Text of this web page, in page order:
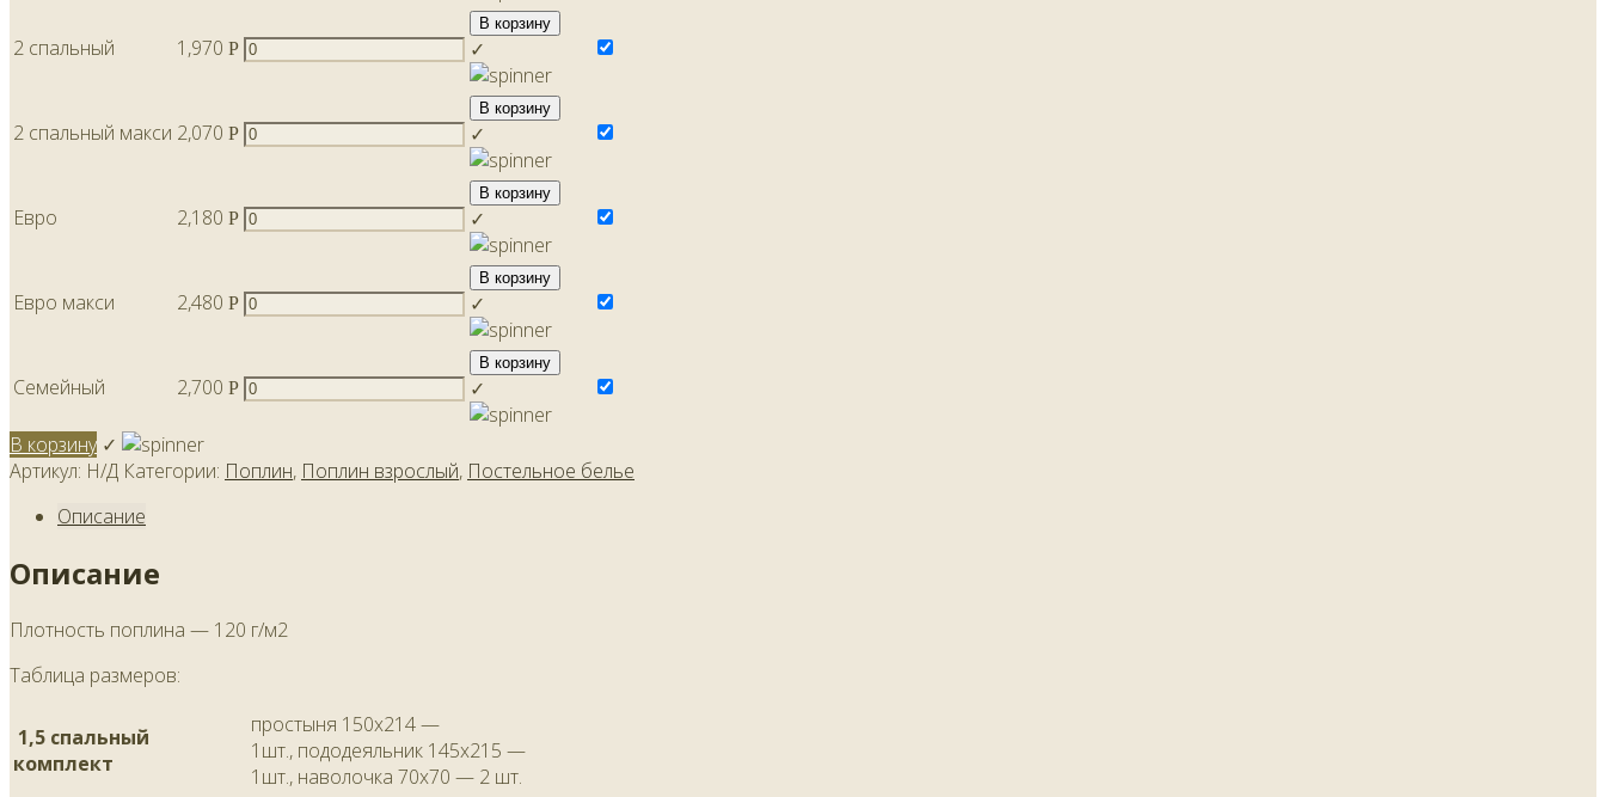
2 спальный 1,970 Р
В корзину
✓
2 спальный макси 2,070 Р
В корзину
✓
Евро 2,180 Р
В корзину
✓
Евро макси 2,480 Р
В корзину
✓
Семейный 2,700 Р
В корзину
✓
В корзину ✓
Артикул: Н/Д Категории: Поплин, Поплин взрослый, Постельное белье
Описание
Описание
Плотность поплина — 120 г/м2
Таблица размеров:
1,5 спальный
комплект
простыня 150х214 —
1шт., пододеяльник 145х215 —
1шт., наволочка 70х70 — 2 шт.